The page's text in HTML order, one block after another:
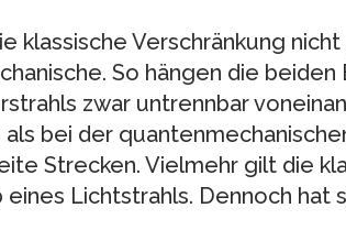
klassische Verschränkung nicht
So hängen die beiden
zwar untrennbar
bei der
Strecken. Vielmehr gilt die
Lichtstrahls. Dennoch hat